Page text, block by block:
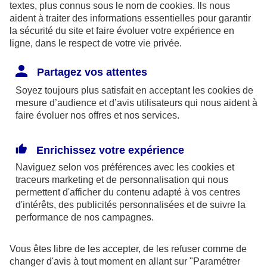
sont de 1,875 % du bénéfice imposable limité à 8
fois le PASS ou si plus favorable, 2,5 % du PASS.
Madelin,
(sauf quelques cas exceptionnels) et la sortie se fait
obligatoirementen rente(sauf exceptions).
En outre, à la retraite, la rente perçue chaque
année, sera imposable dans la catégorie des
pensions. Elle supporte également des
prélèvements sociaux aux taux en vigueur au jour
textes, plus connus sous le nom de cookies. Ils nous
aident à traiter des informations essentielles pour garantir
la sécurité du site et faire évoluer votre expérience en
ligne, dans le respect de votre vie privée.
Partagez vos attentes
Soyez toujours plus satisfait en acceptant les cookies de
mesure d’audience et d’avis utilisateurs qui nous aident à
faire évoluer nos offres et nos services.
Enrichissez votre expérience
Naviguez selon vos préférences avec les cookies et
traceurs marketing et de personnalisation qui nous
permettent d'afficher du contenu adapté à vos centres
d'intérêts, des publicités personnalisées et de suivre la
performance de nos campagnes.
Vous êtes libre de les accepter, de les refuser comme de
changer d'avis à tout moment en allant sur "Paramétrer